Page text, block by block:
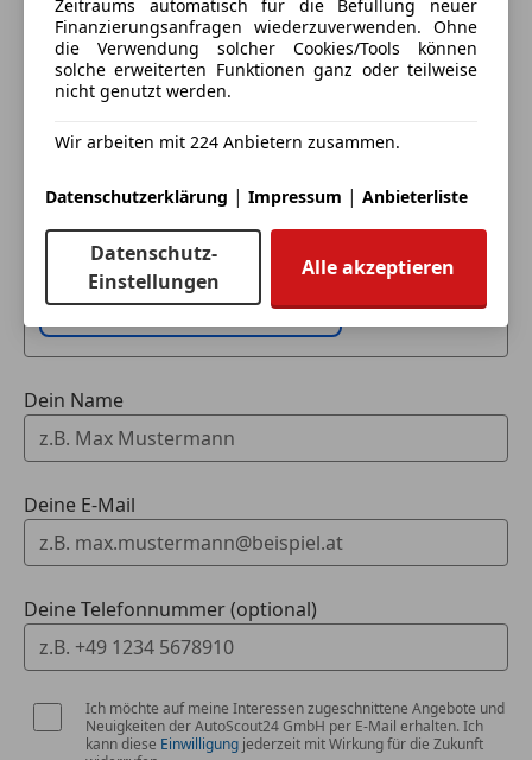
Eintauschwagen: Kaufen und verkaufen in nur einem
Ich möchte mein Auto in Zahlung geben
(unverbindlich).
Fahrzeugdaten hinzufügen
Dein Name
Deine E-Mail
Deine Telefonnummer (optional)
Ich möchte auf meine Interessen zugeschnittene Angebote und
Neuigkeiten der AutoScout24 GmbH per E-Mail erhalten. Ich
kann diese Einwilligung jederzeit mit Wirkung für die Zukunft
Zeitraums automatisch für die Befüllung neuer
Finanzierungsanfragen wiederzuverwenden. Ohne
die Verwendung solcher Cookies/Tools können
solche erweiterten Funktionen ganz oder teilweise
nicht genutzt werden.
Wir arbeiten mit 224 Anbietern zusammen.
Datenschutzerklärung | Impressum | Anbieterliste
Datenschutz-
Einstellungen
Alle akzeptieren